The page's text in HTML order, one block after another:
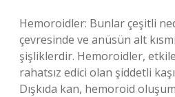
Hemoroidler: Bunlar çeşitli
çevresinde ve anüsün alt
şişliklerdir. Hemoroidler,
rahatsız edici olan şiddetli
Dışkıda kan, hemoroid